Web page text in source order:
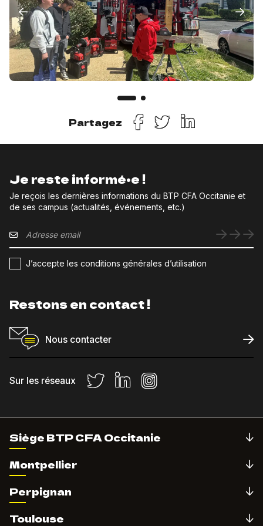
Partagez
Je reste informé•e !
Je reçois les dernières informations du BTP CFA Occitanie et
de ses campus (actualités, événements, etc.)
J’accepte les conditions générales d’utilisation
Restons en contact !
Nous contacter
Sur les réseaux
Siège BTP CFA Occitanie
Montpellier
Perpignan
Toulouse